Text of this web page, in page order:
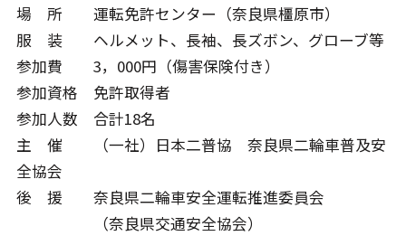
場 所 運転免許センター（奈良県橿原市）
服 装 ヘルメット、長袖、長ズボン、グローブ等
参加費 3，000円（傷害保険付き）
参加資格 免許取得者
参加人数 合計18名
主 催 （一社）日本二普協 奈良県二輪車普及安
全協会
後 援 奈良県二輪車安全運転推進委員会
（奈良県交通安全協会）